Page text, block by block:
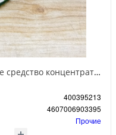
Циперметрин Профессиональное средство концентрат эмульсии 25% для уничтожения тараканов, мух,комаров, блох, клопов, муравьев, ос 50 мл
400395213
4607006903395
Прочие